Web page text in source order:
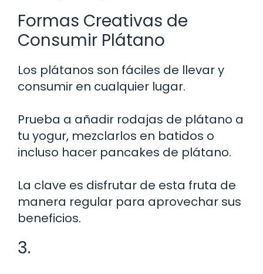
Formas Creativas de
Consumir Plátano
Los plátanos son fáciles de llevar y
consumir en cualquier lugar.
Prueba a añadir rodajas de plátano a
tu yogur, mezclarlos en batidos o
incluso hacer pancakes de plátano.
La clave es disfrutar de esta fruta de
manera regular para aprovechar sus
beneficios.
3.